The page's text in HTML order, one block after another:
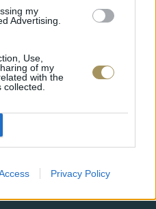
my
Advertising.
Use,
of my
with the
Privacy Policy